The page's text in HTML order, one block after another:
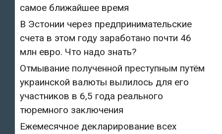
самое ближайшее время
В Эстонии через предпринимательские
счета в этом году заработано почти 46
млн евро. Что надо знать?
Отмывание полученной преступным путём
украинской валюты вылилось для его
участников в 6,5 года реального
тюремного заключения
Ежемесячное декларирование всех